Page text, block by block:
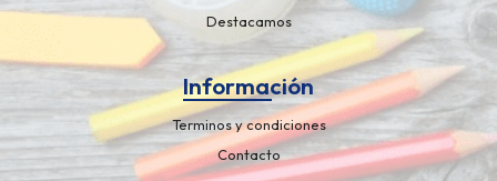
Destacamos
Información
Terminos y condiciones
Contacto